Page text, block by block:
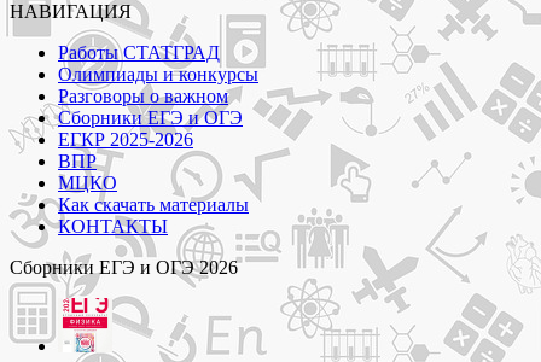
НАВИГАЦИЯ
Работы СТАТГРАД
Олимпиады и конкурсы
Разговоры о важном
Сборники ЕГЭ и ОГЭ
ЕГКР 2025-2026
ВПР
МЦКО
Как скачать материалы
КОНТАКТЫ
Сборники ЕГЭ и ОГЭ 2026